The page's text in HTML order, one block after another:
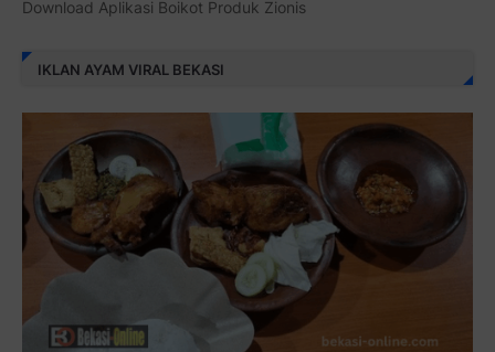
Download Aplikasi Boikot Produk Zionis
IKLAN AYAM VIRAL BEKASI